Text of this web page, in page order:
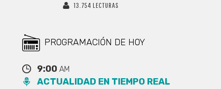
13.754 LECTURAS
PROGRAMACIÓN DE HOY
9:00 AM
ACTUALIDAD EN TIEMPO REAL